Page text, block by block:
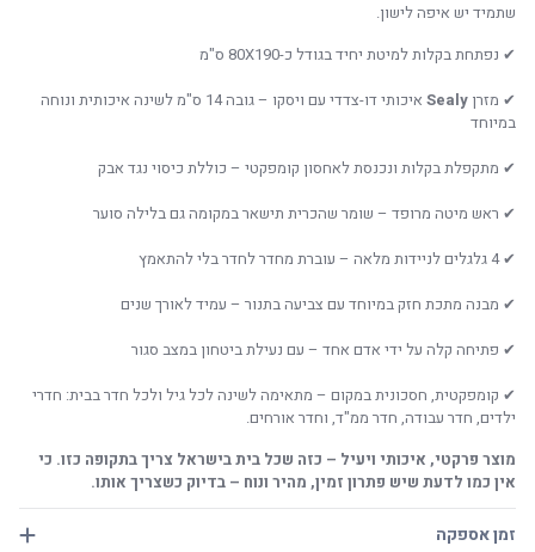
שתמיד יש איפה לישון.
✔ נפתחת בקלות למיטת יחיד בגודל כ-80X190 ס"מ
✔ מזרן Sealy
איכותי דו-צדדי עם ויסקו – גובה 14 ס"מ לשינה איכותית ונוחה
במיוחד
✔ מתקפלת בקלות ונכנסת לאחסון קומפקטי – כוללת כיסוי נגד אבק
✔ ראש מיטה מרופד – שומר שהכרית תישאר במקומה גם בלילה סוער
✔ 4 גלגלים לניידות מלאה – עוברת מחדר לחדר בלי להתאמץ
✔ מבנה מתכת חזק במיוחד עם צביעה בתנור – עמיד לאורך שנים
✔ פתיחה קלה על ידי אדם אחד – עם נעילת ביטחון במצב סגור
✔ קומפקטית, חסכונית במקום – מתאימה לשינה לכל גיל ולכל חדר בבית: חדרי
ילדים, חדר עבודה, חדר ממ"ד, וחדר אורחים.
מוצר פרקטי, איכותי ויעיל – כזה שכל בית בישראל צריך בתקופה כזו. כי
אין כמו לדעת שיש פתרון זמין, מהיר ונוח – בדיוק כשצריך אותו.
זמן אספקה